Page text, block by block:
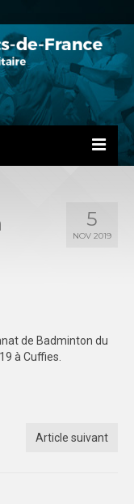
5
NOV 2019
de Badminton du
à Cuffies.
Article suivant